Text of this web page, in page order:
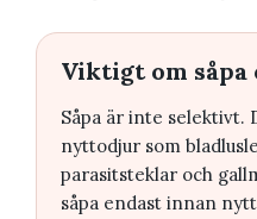
Viktigt om
Såpa är inte selektivt.
nyttodjur som
parasitsteklar och
såpa endast innan